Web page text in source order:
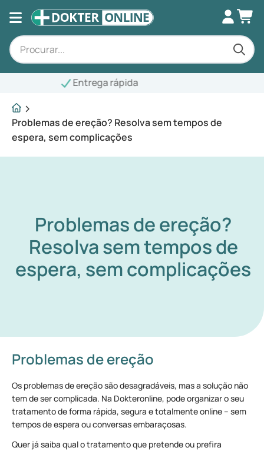
Problemas de ereção? Resolva sem tempos de
espera, sem complicações
Problemas de ereção?
Resolva sem tempos de
espera, sem complicações
Problemas de ereção
Os problemas de ereção são desagradáveis, mas a solução não
tem de ser complicada. Na Dokteronline, pode organizar o seu
tratamento de forma rápida, segura e totalmente online – sem
tempos de espera ou conversas embaraçosas.
Quer já saiba qual o tratamento que pretende ou prefira